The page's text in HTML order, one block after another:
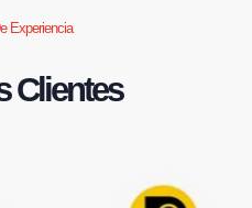
Experiencia
Clientes